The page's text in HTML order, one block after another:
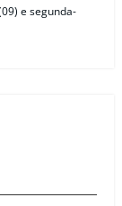
e segunda-